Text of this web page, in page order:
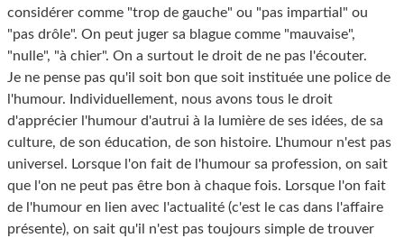
considérer comme "trop de gauche" ou "pas impartial" ou
"pas drôle". On peut juger sa blague comme "mauvaise",
"nulle", "à chier". On a surtout le droit de ne pas l'écouter.
Je ne pense pas qu'il soit bon que soit instituée une police de
l'humour. Individuellement, nous avons tous le droit
d'apprécier l'humour d'autrui à la lumière de ses idées, de sa
culture, de son éducation, de son histoire. L'humour n'est pas
universel. Lorsque l'on fait de l'humour sa profession, on sait
que l'on ne peut pas être bon à chaque fois. Lorsque l'on fait
de l'humour en lien avec l'actualité (c'est le cas dans l'affaire
présente), on sait qu'il n'est pas toujours simple de trouver